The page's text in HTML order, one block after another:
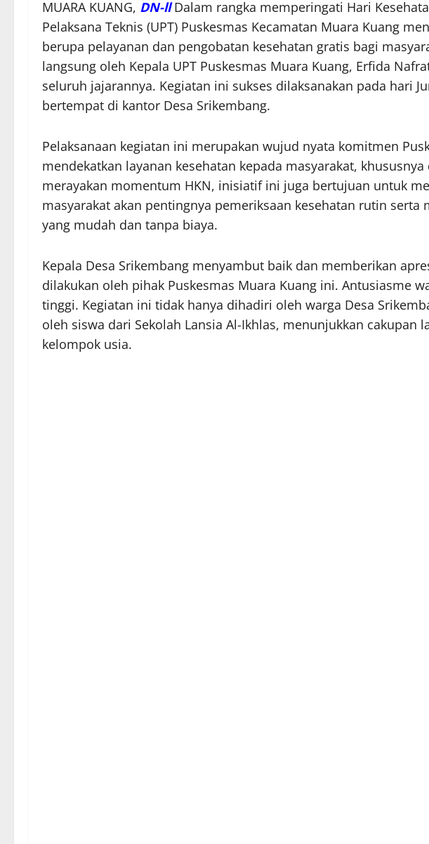
MUARA KUANG, DN-llDalam rangka memperingati Hari
Pelaksana Teknis (UPT) Puskesmas Kecamatan Muara Kuang
berupa pelayanan dan pengobatan kesehatan gratis bagi
langsung oleh Kepala UPT Puskesmas Muara Kuang, Erfida
seluruh jajarannya. Kegiatan ini sukses dilaksanakan pada hari
bertempat di kantor Desa Srikembang.
Pelaksanaan kegiatan ini merupakan wujud nyata komitmen
mendekatkan layanan kesehatan kepada masyarakat,
merayakan momentum HKN, inisiatif ini juga bertujuan untuk
masyarakat akan pentingnya pemeriksaan kesehatan rutin serta
yang mudah dan tanpa biaya.
Kepala Desa Srikembang menyambut baik dan memberikan
dilakukan oleh pihak Puskesmas Muara Kuang ini. Antusiasme
tinggi. Kegiatan ini tidak hanya dihadiri oleh warga Desa
oleh siswa dari Sekolah Lansia Al-Ikhlas, menunjukkan cakupan
kelompok usia.